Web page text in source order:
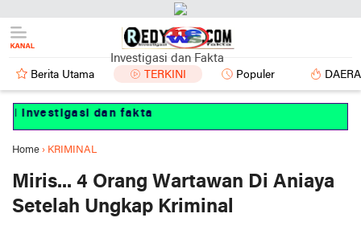
Investigasi dan Fakta
Berita Utama TERKINI Populer
Investigasi dan fakta
Home › KRIMINAL
Miris... 4 Orang Wartawan Di Aniaya
Setelah Ungkap Kriminal